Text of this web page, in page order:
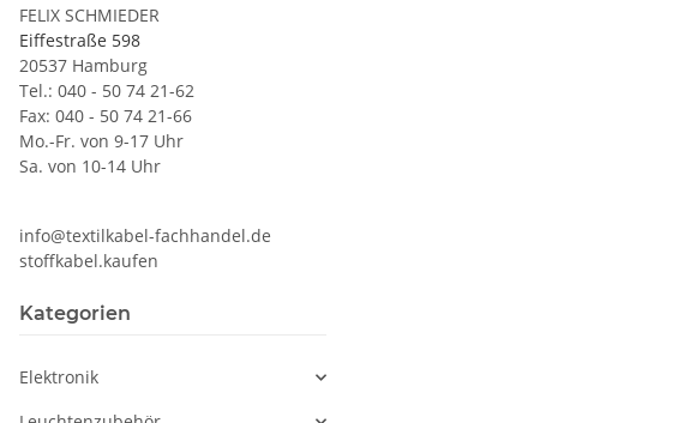
FELIX SCHMIEDER
Eiffestraße 598
20537 Hamburg
Tel.: 040 - 50 74 21-62
Fax: 040 - 50 74 21-66
Mo.-Fr. von 9-17 Uhr
Sa. von 10-14 Uhr
info@textilkabel-fachhandel.de
stoffkabel.kaufen
Kategorien
Elektronik